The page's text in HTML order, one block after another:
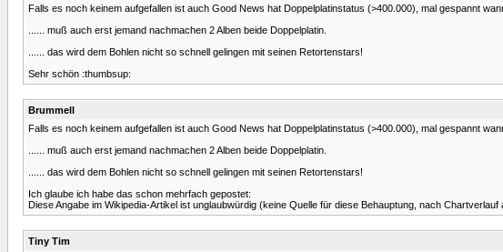
Falls es noch keinem aufgefallen ist auch Good News hat Doppelplatinstatus (>400.000), mal gespannt
...... muß auch erst jemand nachmachen 2 Alben beide Doppelplatin.
...... das wird dem Bohlen nicht so schnell gelingen mit seinen Retortenstars!
Sehr schön :thumbsup:
Brummell
Falls es noch keinem aufgefallen ist auch Good News hat Doppelplatinstatus (>400.000), mal gespannt
...... muß auch erst jemand nachmachen 2 Alben beide Doppelplatin.
...... das wird dem Bohlen nicht so schnell gelingen mit seinen Retortenstars!
Ich glaube ich habe das schon mehrfach gepostet:
Diese Angabe im Wikipedia-Artikel ist unglaubwürdig (keine Quelle für diese Behauptung, nach
Tiny Tim